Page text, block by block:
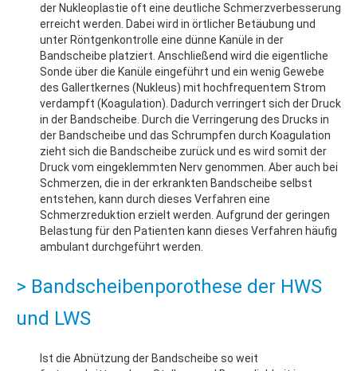
der Nukleoplastie oft eine deutliche Schmerzverbesserung
erreicht werden. Dabei wird in örtlicher Betäubung und
unter Röntgenkontrolle eine dünne Kanüle in der
Bandscheibe platziert. Anschließend wird die eigentliche
Sonde über die Kanüle eingeführt und ein wenig Gewebe
des Gallertkernes (Nukleus) mit hochfrequentem Strom
verdampft (Koagulation). Dadurch verringert sich der Druck
in der Bandscheibe. Durch die Verringerung des Drucks in
der Bandscheibe und das Schrumpfen durch Koagulation
zieht sich die Bandscheibe zurück und es wird somit der
Druck vom eingeklemmten Nerv genommen. Aber auch bei
Schmerzen, die in der erkrankten Bandscheibe selbst
entstehen, kann durch dieses Verfahren eine
Schmerzreduktion erzielt werden. Aufgrund der geringen
Belastung für den Patienten kann dieses Verfahren häufig
ambulant durchgeführt werden.
> Bandscheibenporothese der HWS
und LWS
Ist die Abnützung der Bandscheibe so weit